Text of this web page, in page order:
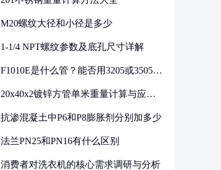
M20螺纹大径和小径是多少
1-1/4 NPT螺纹参数及底孔尺寸详解
F1010E是什么管？能否用3205或3505代
20x40x2镀锌方管单米重量计算与应用
抗渗混凝土中P6和P8膨胀剂分别加多少
法兰PN25和PN16有什么区别
消费者对洗衣机的核心需求调研与分析